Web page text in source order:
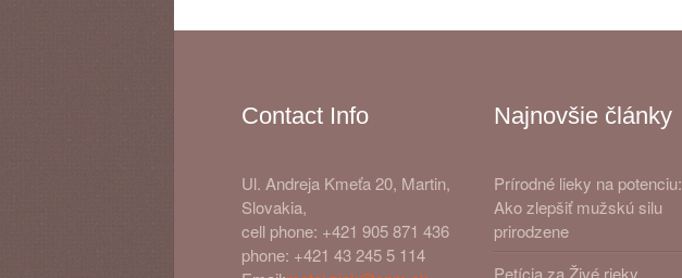
Contact Info
Ul. Andreja Kmeťa 20, Martin,
Slovakia,
cell phone: +421 905 871 436
phone: +421 43 245 5 114
Najnovšie články
Prírodné lieky na potenciu:
Ako zlepšiť mužskú silu
prirodzene
Petícia za Živé rieky